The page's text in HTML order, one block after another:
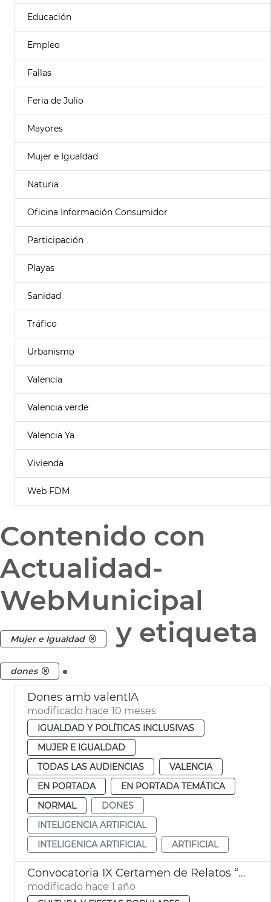
Educación
Empleo
Fallas
Feria de Julio
Mayores
Mujer e Igualdad
Naturia
Oficina Información Consumidor
Participación
Playas
Sanidad
Tráfico
Urbanismo
Valencia
Valencia verde
Valencia Ya
Vivienda
Web FDM
Contenido con
Actualidad-
WebMunicipal
Mujer e Igualdad y etiqueta
dones .
Dones amb valentIA
modificado hace 10 meses
IGUALDAD Y POLÍTICAS INCLUSIVAS
MUJER E IGUALDAD
TODAS LAS AUDIENCIAS
VALENCIA
EN PORTADA
EN PORTADA TEMÁTICA
NORMAL
DONES
INTELIGENCIA ARTIFICIAL
INTELIGENICA ARTIFICIAL
ARTIFICIAL
Convocatoria IX Certamen de Relatos “Beatriu Civera”
modificado hace 1 año